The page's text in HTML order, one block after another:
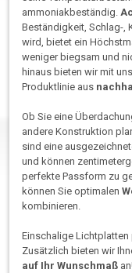
ammoniakbeständig.
Beständigkeit, Schlag-,
wird, bietet ein
weniger biegsam und
hinaus bieten wir mit
Produktlinie aus
Ob Sie eine
andere Konstruktion
sind eine
und können
perfekte Passform zu
können Sie optimalen
kombinieren.
Einschalige Lichtplatten
Zusätzlich bieten wir
auf Ihr Wunschmaß